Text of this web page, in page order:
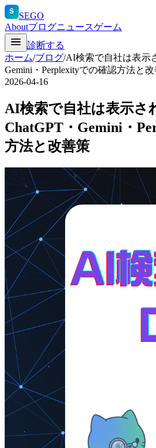
S
SEGO
Aboutブログニュースゲーム
診断する
ホーム/ブログ/AI検索で自社は表示
Gemini・Perplexityでの確認方法と
2026-04-16
AI検索で自社は表示さ
ChatGPT・Gemini・
方法と改善策